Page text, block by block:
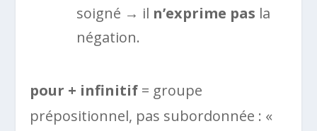
soigné → il n’exprime pas la
négation.
pour + infinitif = groupe
prépositionnel, pas subordonnée : «